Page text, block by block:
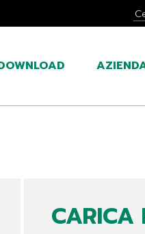
CARICA